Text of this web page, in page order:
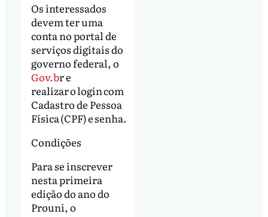
Os interessados
devem ter uma
conta no portal de
serviços digitais do
governo federal, o
Gov.br e
realizar o login com
Cadastro de Pessoa
Física (CPF) e senha.
Condições
Para se inscrever
nesta primeira
edição do ano do
Prouni, o